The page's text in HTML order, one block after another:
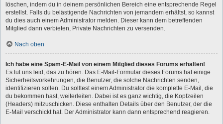
löschen, indem du in deinem persönlichen Bereich eine entsprechende Regel
erstellst. Falls du belästigende Nachrichten von jemandem erhältst, so kannst
du dies auch einem Administrator melden. Dieser kann dem betreffenden
Mitglied dann verbieten, Private Nachrichten zu versenden.
Nach oben
Ich habe eine Spam-E-Mail von einem Mitglied dieses Forums erhalten!
Es tut uns leid, das zu hören. Das E-Mail-Formular dieses Forums hat einige
Sicherheitsvorkehrungen, die Benutzer, die solche Nachrichten senden,
identifizieren sollen. Du solltest einem Administrator die komplette E-Mail, die
du bekommen hast, weiterleiten. Dabei ist es ganz wichtig, die Kopfzeilen
(Headers) mitzuschicken. Diese enthalten Details über den Benutzer, der die
E-Mail verschickt hat. Der Administrator kann dann entsprechend reagieren.